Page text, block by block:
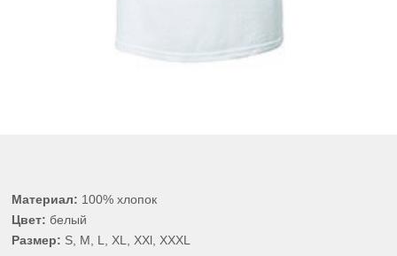
Материал: 100% хлопок
Цвет:белый
Размер: S, M, L, XL, XXl, XXXL